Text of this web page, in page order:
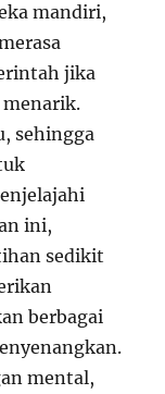
mandiri,
jika
menarik.
sehingga
ini,
sedikit
berbagai
mental,